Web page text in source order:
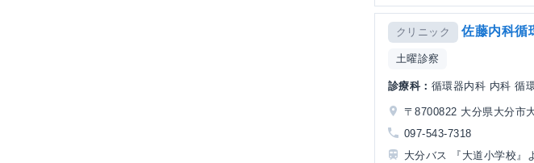
クリニック 佐藤内科循
土曜診察
診療科： 循環器内科 内科 循
〒8700822 大分県大分市
097-543-7318
大分バス 『大道小学校』